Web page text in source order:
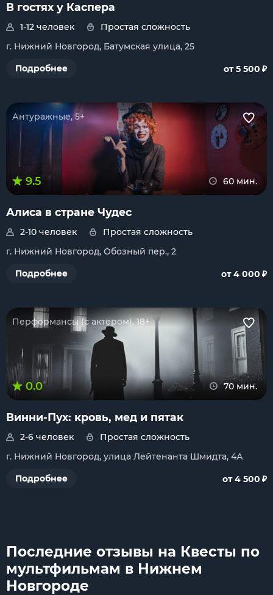
В гостях у Каспера
1-12 человек
Простая сложность
г. Нижний Новгород, Батумская улица, 25
Подробнее
от 5 500 ₽
Антуражные, 5+
9.5 60 мин.
Алиса в стране Чудес
2-10 человек
Простая сложность
г. Нижний Новгород, Обозный пер., 2
Подробнее
от 4 000 ₽
Перформансы (с актером), 18+
0.0 70 мин.
Винни-Пух: кровь, мед и пятак
2-6 человек
Простая сложность
г. Нижний Новгород, улица Лейтенанта Шмидта, 4А
Подробнее
от 4 500 ₽
Последние отзывы на Квесты по
мультфильмам в Нижнем
Новгороде